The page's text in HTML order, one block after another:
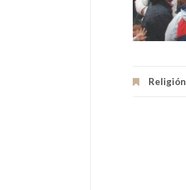
Religión